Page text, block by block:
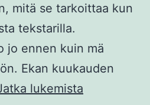
mitä se tarkoittaa kun
tekstarilla.
jo ennen kuin mä
Ekan kuukauden
lukemista